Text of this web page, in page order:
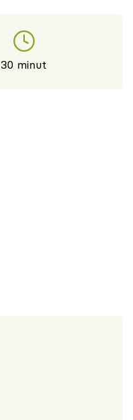
30 minut